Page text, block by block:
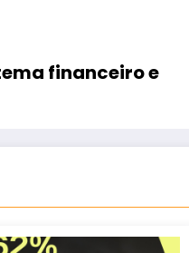
financeiro e